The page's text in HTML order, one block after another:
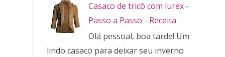
Casaco de tricô com lurex -
Passo a Passo - Receita
Olá pessoal, boa tarde! Um
lindo casaco para deixar seu inverno